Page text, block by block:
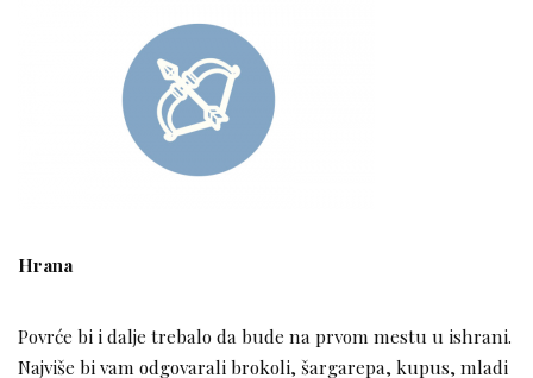
Hrana
Povrće bi i dalje trebalo da bude na prvom mestu u ishrani.
Najviše bi vam odgovarali brokoli, šargarepa, kupus, mladi